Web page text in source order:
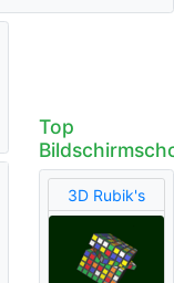
Top
3D Rubik's